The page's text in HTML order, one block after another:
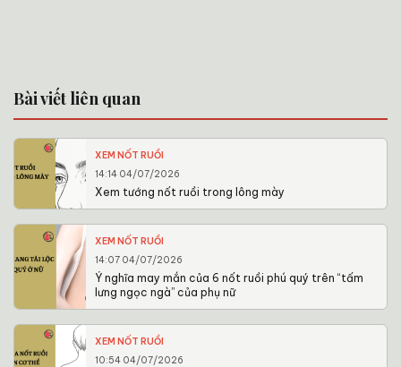
Bài viết liên quan
XEM NỐT RUỒI
14:14 04/07/2026
Xem tướng nốt ruồi trong lông mày
XEM NỐT RUỒI
14:07 04/07/2026
Ý nghĩa may mắn của 6 nốt ruồi phú quý trên “tấm
lưng ngọc ngà” của phụ nữ
XEM NỐT RUỒI
10:54 04/07/2026